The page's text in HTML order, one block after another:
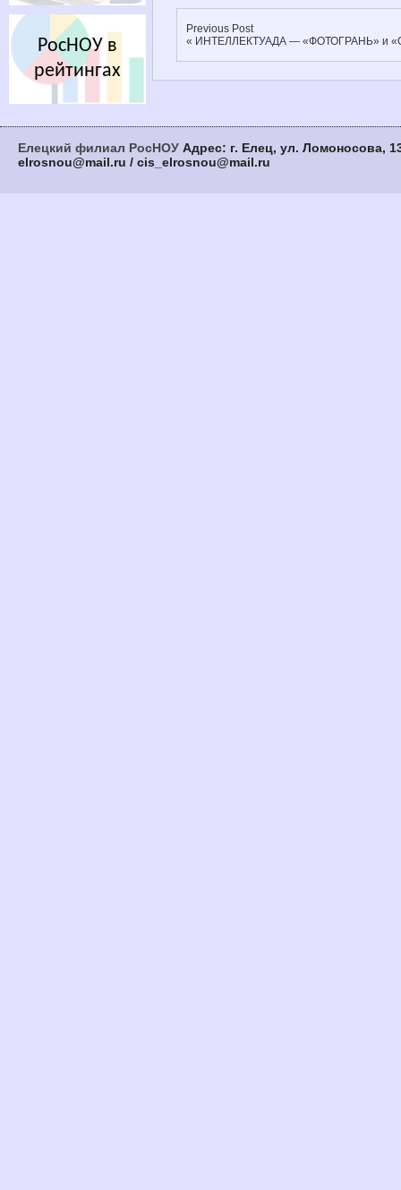
Previous Post
« ИНТЕЛЛЕКТУАДА — «ФОТОГРАНЬ» и
РосНОУ в
рейтингах
Елецкий филиал РосНОУ Адрес: г. Елец, ул. Ломоносова,
elrosnou@mail.ru / cis_elrosnou@mail.ru